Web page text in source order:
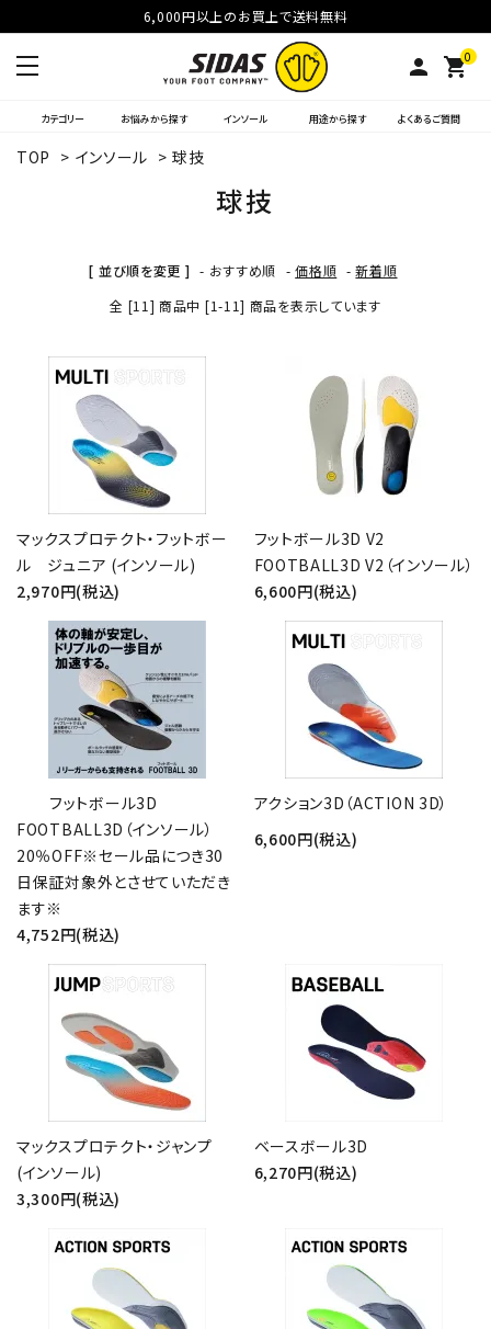
6,000円以上のお買上で送料無料
person 0
shopping_cart
カテゴリー お悩みから探す インソール 用途から探す よくあるご質問
TOP > インソール > 球技
球技
[ 並び順を変更 ] - おすすめ順 -価格順 -新着順
全 [11] 商品中 [1-11] 商品を表示しています
マックスプロテクト・フットボー
ル ジュニア (インソール)
2,970円(税込)
フットボール3D V2
FOOTBALL3D V2（インソール）
6,600円(税込)
フットボール3D
FOOTBALL3D（インソール）
20％OFF※セール品につき30
日保証対象外とさせていただき
ます※
4,752円(税込)
アクション3D（ACTION 3D）
6,600円(税込)
マックスプロテクト・ジャンプ
(インソール)
3,300円(税込)
ベースボール3D
6,270円(税込)